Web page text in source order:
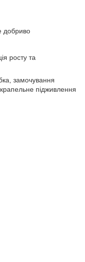
добриво
росту та
замочування
підживлення